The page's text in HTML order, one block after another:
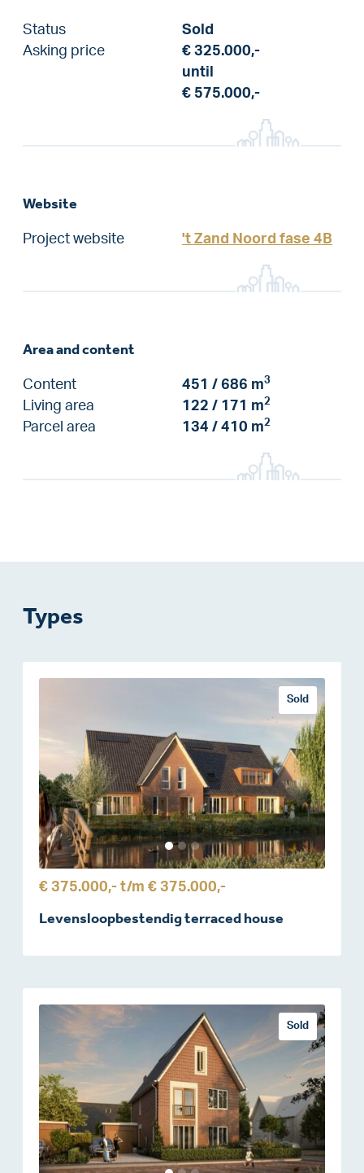
Status
Sold
Asking price
€ 325.000,-
until
€ 575.000,-
Website
Project website 't Zand Noord fase 4B
Area and content
Content 451 / 686 m3
Living area 122 / 171 m2
Parcel area 134 / 410 m2
Types
Sold
€ 375.000,- t/m € 375.000,-
Levensloopbestendig terraced house
Sold